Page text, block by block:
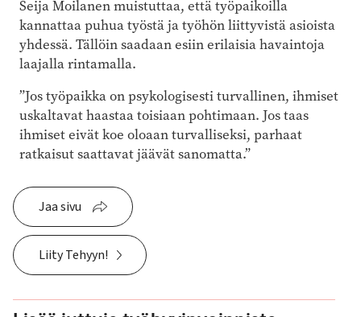
Seija Moilanen muistuttaa, että työpaikoilla
kannattaa puhua työstä ja työhön liittyvistä asioista
yhdessä. Tällöin saadaan esiin erilaisia havaintoja
laajalla rintamalla.
”Jos työpaikka on psykologisesti turvallinen, ihmiset
uskaltavat haastaa toisiaan pohtimaan. Jos taas
ihmiset eivät koe oloaan turvalliseksi, parhaat
ratkaisut saattavat jäävät sanomatta.”
Jaa sivu
Liity Tehyyn!